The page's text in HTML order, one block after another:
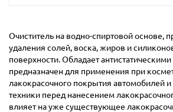
Очиститель на водно-спиртовой основе,
удаления солей, воска, жиров и
поверхности. Обладает
предназначен для применения при
лакокрасочного покрытия автомобилей
техники перед нанесением
влияет на уже существующее